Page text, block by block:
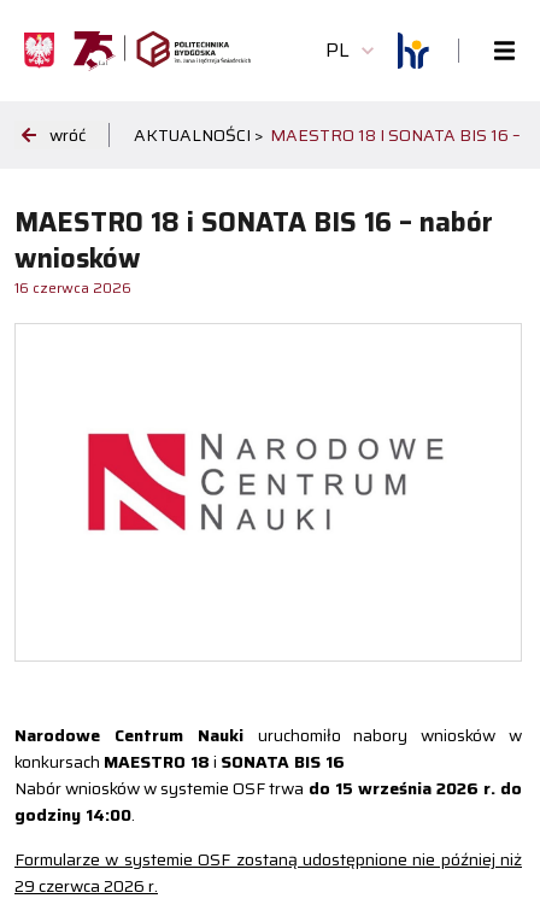
PL
wróć AKTUALNOŚCI > MAESTRO 18 I SONATA BIS 16 –
MAESTRO 18 i SONATA BIS 16 – nabór
wniosków
16 czerwca 2026
Narodowe Centrum Nauki uruchomiło nabory wniosków w
konkursach MAESTRO 18i SONATA BIS 16
Nabór wniosków w systemie OSF trwa do 15 września 2026 r. do
godziny 14:00.
Formularze w systemie OSF zostaną udostępnione nie później niż
29 czerwca 2026 r.